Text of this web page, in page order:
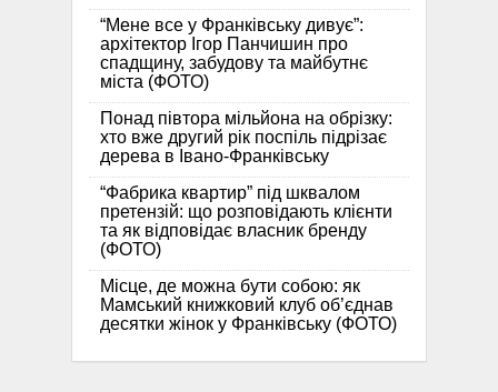
“Мене все у Франківську дивує”:
архітектор Ігор Панчишин про
спадщину, забудову та майбутнє
міста (ФОТО)
Понад півтора мільйона на обрізку:
хто вже другий рік поспіль підрізає
дерева в Івано-Франківську
“Фабрика квартир” під шквалом
претензій: що розповідають клієнти
та як відповідає власник бренду
(ФОТО)
Місце, де можна бути собою: як
Мамський книжковий клуб об’єднав
десятки жінок у Франківську (ФОТО)